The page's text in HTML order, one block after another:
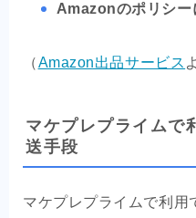
Amazonのポリシー
（Amazon出品サービス
マケプレプライムで
送手段
マケプレプライムで利用